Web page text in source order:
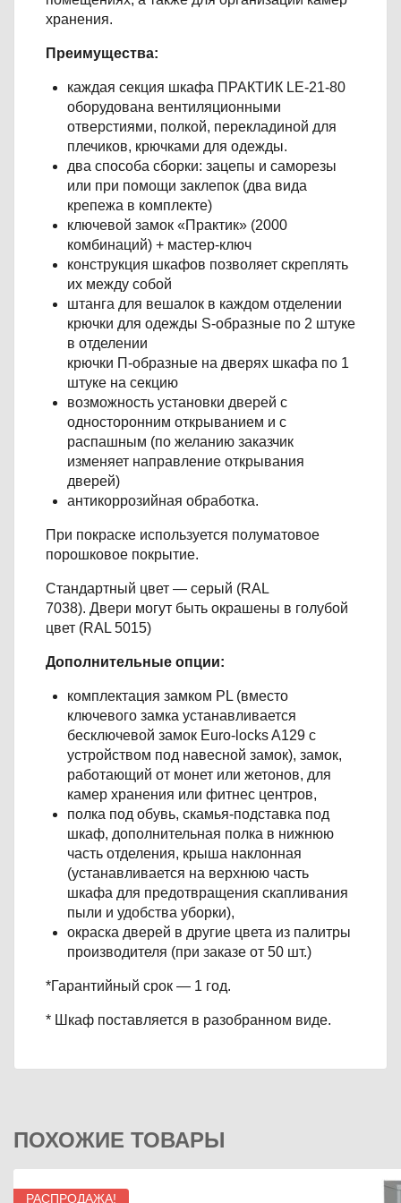
хранения.
Преимущества:
каждая секция шкафа ПРАКТИК LE-21-80
оборудована вентиляционными
отверстиями, полкой, перекладиной для
плечиков, крючками для одежды.
два способа сборки: зацепы и саморезы
или при помощи заклепок (два вида
крепежа в комплекте)
ключевой замок «Практик» (2000
комбинаций) + мастер-ключ
конструкция шкафов позволяет скреплять
их между собой
штанга для вешалок в каждом отделении
крючки для одежды S-образные по 2 штуке
в отделении
крючки П-образные на дверях шкафа по 1
штуке на секцию
возможность установки дверей с
односторонним открыванием и с
распашным (по желанию заказчик
изменяет направление открывания
дверей)
антикоррозийная обработка.
При покраске используется полуматовое
порошковое покрытие.
Стандартный цвет — серый (RAL
7038). Двери могут быть окрашены в голубой
цвет (RAL 5015)
Дополнительные опции:
комплектация замком PL (вместо
ключевого замка устанавливается
бесключевой замок Euro-locks A129 с
устройством под навесной замок), замок,
работающий от монет или жетонов, для
камер хранения или фитнес центров,
полка под обувь, скамья-подставка под
шкаф, дополнительная полка в нижнюю
часть отделения, крыша наклонная
(устанавливается на верхнюю часть
шкафа для предотвращения скапливания
пыли и удобства уборки),
окраска дверей в другие цвета из палитры
производителя (при заказе от 50 шт.)
*Гарантийный срок — 1 год.
* Шкаф поставляется в разобранном виде.
ПОХОЖИЕ ТОВАРЫ
РАСПРОДАЖА!